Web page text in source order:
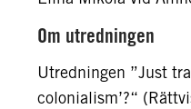
Om utredningen
Utredningen ”Just
colonialism’?“